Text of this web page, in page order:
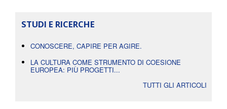
STUDI E RICERCHE
CONOSCERE, CAPIRE PER AGIRE.
LA CULTURA COME STRUMENTO DI COESIONE
EUROPEA: PIÙ PROGETTI...
TUTTI GLI ARTICOLI